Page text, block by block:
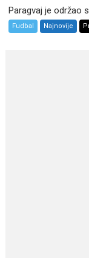
Paragvaj je održao
Fudbal Najnovije